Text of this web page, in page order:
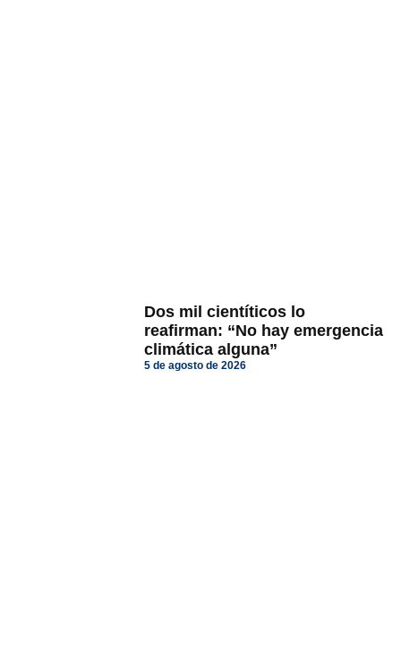
Dos mil cientíticos lo
reafirman: “No hay emergencia
climática alguna”
5 de agosto de 2026